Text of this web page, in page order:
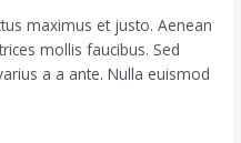
maximus et justo. Aenean
mollis faucibus. Sed
a a ante. Nulla euismod